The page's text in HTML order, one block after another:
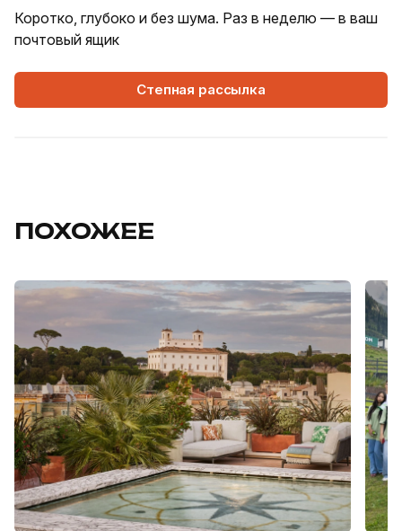
Коротко, глубоко и без шума. Раз в неделю — в ваш
почтовый ящик
Степная рассылка
ПОХОЖЕЕ